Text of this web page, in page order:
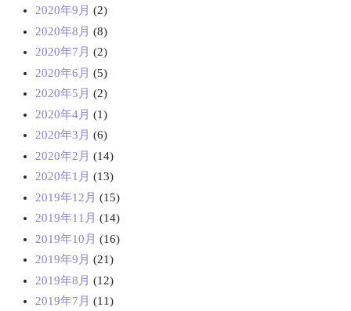
2020年9月 (2)
2020年8月 (8)
2020年7月 (2)
2020年6月 (5)
2020年5月 (2)
2020年4月 (1)
2020年3月 (6)
2020年2月 (14)
2020年1月 (13)
2019年12月 (15)
2019年11月 (14)
2019年10月 (16)
2019年9月 (21)
2019年8月 (12)
2019年7月 (11)